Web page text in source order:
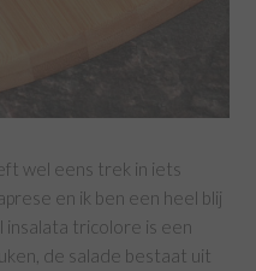
wel eens trek in iets
en ik ben een heel blij
insalata tricolore is een
de salade bestaat uit